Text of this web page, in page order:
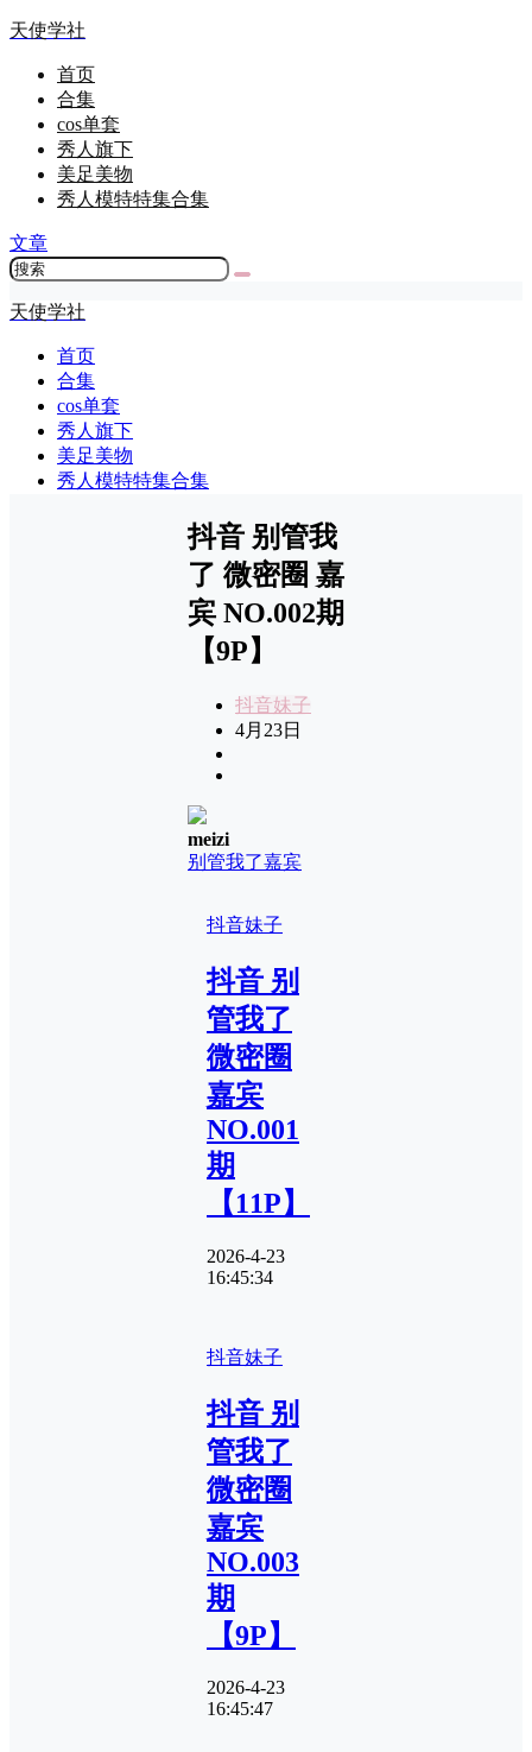
天使学社
首页
合集
cos单套
秀人旗下
美足美物
秀人模特特集合集
文章
天使学社
首页
合集
cos单套
秀人旗下
美足美物
秀人模特特集合集
抖音 别管我
了 微密圈 嘉
宾 NO.002期
【9P】
抖音妹子
4月23日
meizi
别管我了嘉宾
抖音妹子
抖音 别
管我了
微密圈
嘉宾
NO.001
期
【11P】
2026-4-23
16:45:34
抖音妹子
抖音 别
管我了
微密圈
嘉宾
NO.003
期
【9P】
2026-4-23
16:45:47